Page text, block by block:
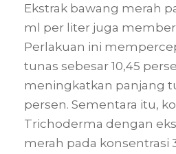
Ekstrak bawang merah
ml per liter juga
Perlakuan ini
tunas sebesar 10,45
meningkatkan panjang
persen. Sementara itu,
Trichoderma dengan
merah pada konsentrasi